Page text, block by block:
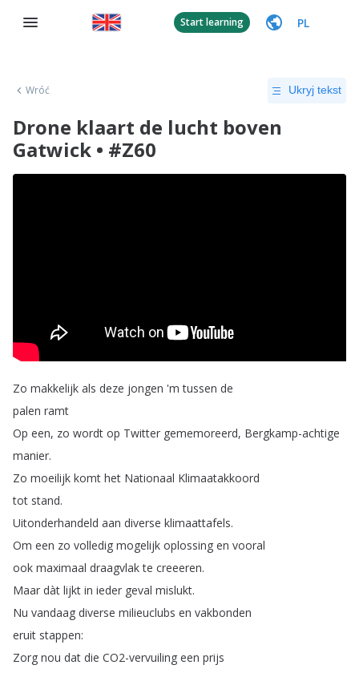
Start learning PL
Wróć Ukryj tekst
Drone klaart de lucht boven
Gatwick • #Z60
Zo makkelijk als deze jongen 'm tussen de
palen ramt
Op een, zo wordt op Twitter gememoreerd, Bergkamp-achtige
manier.
Zo moeilijk komt het Nationaal Klimaatakkoord
tot stand.
Uitonderhandeld aan diverse klimaattafels.
Om een zo volledig mogelijk oplossing en vooral
ook maximaal draagvlak te creeeren.
Maar dàt lijkt in ieder geval mislukt.
Nu vandaag diverse milieuclubs en vakbonden
eruit stappen:
Zorg nou dat die CO2-vervuiling een prijs